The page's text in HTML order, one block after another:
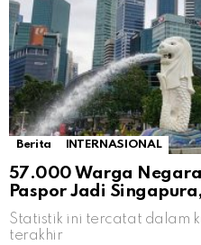
Berita INTERNASIONAL
57.000 Warga
Paspor Jadi
Statistik ini tercatat dalam
terakhir